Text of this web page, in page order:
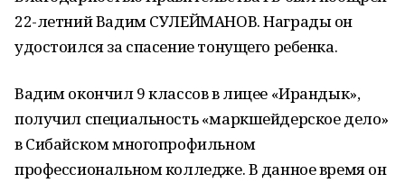
22-летний Вадим СУЛЕЙМАНОВ. Награды он
удостоился за спасение тонущего ребенка.
Вадим окончил 9 классов в лицее «Ирандык»,
получил специальность «маркшейдерское дело»
в Сибайском многопрофильном
профессиональном колледже. В данное время он